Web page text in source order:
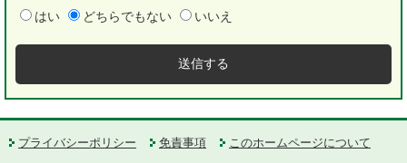
はい
どちらでもない いいえ
プライバシーポリシー 免責事項
このホームページについて